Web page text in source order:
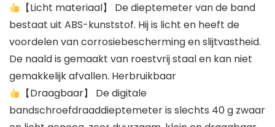
【Licht materiaal】 De dieptemeter van de band
bestaat uit ABS-kunststof. Hij is licht en heeft de
voordelen van corrosiebescherming en slijtvastheid.
De naald is gemaakt van roestvrij staal en kan niet
gemakkelijk afvallen. Herbruikbaar
【Draagbaar】 De digitale
bandschroefdraaddieptemeter is slechts 40 g zwaar